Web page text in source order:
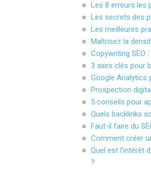
Les 8 erreurs les
Les secrets des
Les meilleures
Maîtrisez la
Copywriting SEO
3 axes clés pour
Google Analytics
Prospection
5 conseils pour
Quels backlinks
Faut-il faire du
Comment créer
Quel est l’intérêt
?